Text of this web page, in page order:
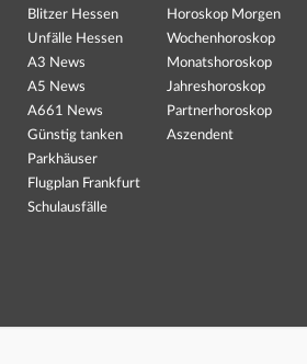
Blitzer Hessen
Unfälle Hessen
A3 News
A5 News
A661 News
Günstig tanken
Parkhäuser
Flugplan Frankfurt
Schulausfälle
Horoskop Morgen
Wochenhoroskop
Monatshoroskop
Jahreshoroskop
Partnerhoroskop
Aszendent